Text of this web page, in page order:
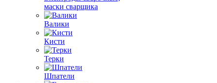
маски сварщика
Валики
Кисти
Терки
Шпатели